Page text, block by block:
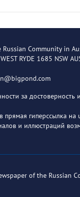
Community in
RYDE 1685 NSW
за
гиперссылка на
и иллюстраций
of the Russian